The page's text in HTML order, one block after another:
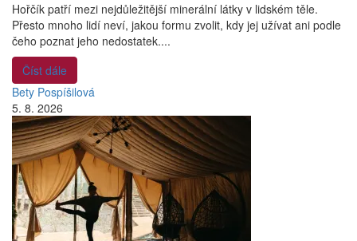
Hořčík patří mezi nejdůležitější minerální látky v lidském těle.
Přesto mnoho lidí neví, jakou formu zvolit, kdy jej užívat ani podle
čeho poznat jeho nedostatek....
Číst dále
Bety Pospíšilová
5. 8. 2026